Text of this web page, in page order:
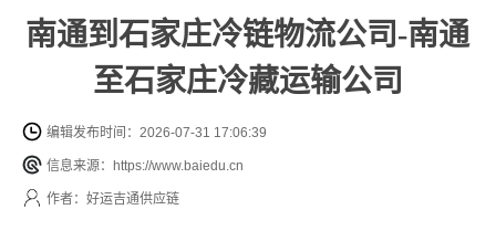
南通到石家庄冷链物流公司-南通
至石家庄冷藏运输公司
编辑发布时间：2026-07-31 17:06:39
信息来源：https://www.baiedu.cn
作者：好运吉通供应链